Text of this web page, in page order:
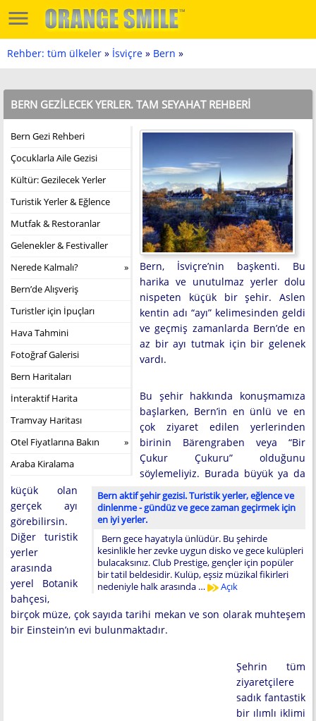
Rehber: tüm ülkeler » İsviçre » Bern »
BERN GEZILECEK YERLER. TAM SEYAHAT REHBERI
Bern Gezi Rehberi
Çocuklarla Aile Gezisi
Kültür: Gezilecek Yerler
Turistik Yerler & Eğlence
Mutfak & Restoranlar
Gelenekler & Festivaller
Nerede Kalmalı?
Bern’de Alışveriş
Turistler için İpuçları
Hava Tahmini
Fotoğraf Galerisi
Bern Haritaları
İnteraktif Harita
Tramvay Haritası
Otel Fiyatlarına Bakın
Araba Kiralama
Bern, İsviçre’nin başkenti. Bu
harika ve unutulmaz yerler dolu
nispeten küçük bir şehir. Aslen
kentin adı “ayı” kelimesinden geldi
ve geçmiş zamanlarda Bern’de en
az bir ayı tutmak için bir gelenek
vardı.
Bern aktif şehir gezisi. Turistik yerler, eğlence ve
dinlenme - gündüz ve gece zaman geçirmek için
en iyi yerler.
Bern gece hayatıyla ünlüdür. Bu şehirde
kesinlikle her zevke uygun disko ve gece kulüpleri
bulacaksınız. Club Prestige, gençler için popüler
bir tatil beldesidir. Kulüp, eşsiz müzikal fikirleri
nedeniyle halk arasında …
Açık
Bu şehir hakkında konuşmamıza
başlarken, Bern’in en ünlü ve en
çok ziyaret edilen yerlerinden
birinin Bärengraben veya “Bir
Çukur Çukuru” olduğunu
söylemeliyiz. Burada büyük ya da
küçük olan
gerçek ayı
görebilirsin.
Diğer turistik
yerler
arasında
yerel Botanik
bahçesi,
birçok müze, çok sayıda tarihi mekan ve son olarak muhteşem
bir Einstein’ın evi bulunmaktadır.
Şehrin tüm
ziyaretçilere
sadık fantastik
bir ılımlı iklimi